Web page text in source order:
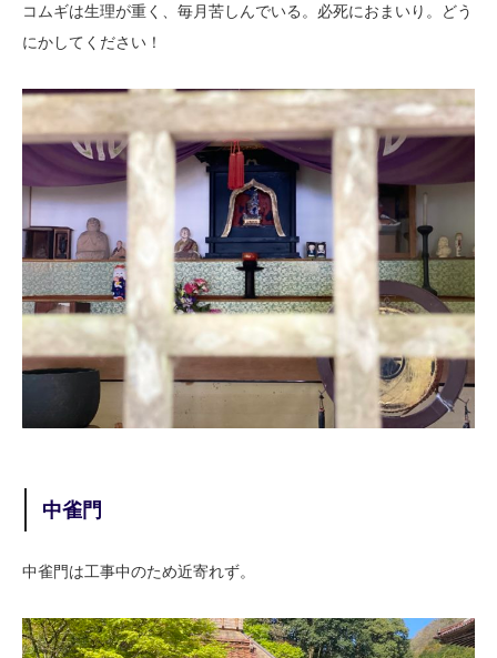
コムギは生理が重く、毎月苦しんでいる。必死におまいり。どう
にかしてください！
中雀門
中雀門は工事中のため近寄れず。